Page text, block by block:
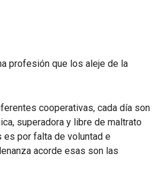
profesión que los aleje de la
cooperativas, cada día son
superadora y libre de maltrato
es por falta de voluntad e
acorde esas son las